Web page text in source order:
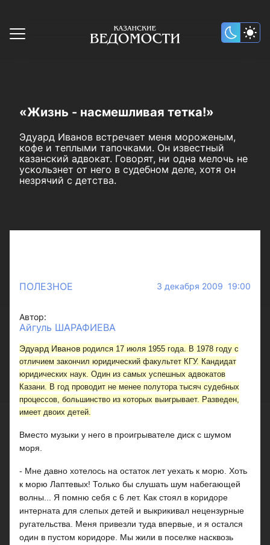
«Жизнь - насмешливая тетка!»
Эдуард Иванов встречает меня мороженым,
кофе и теплыми тапочками. Он известный
казанский адвокат. Говорят, ни одна мелочь не
ускользнет от него в судебном деле, хотя он
незрячий с детства.
ПОЛЕЗНОЕ 3 декабря 2009 19:00
Автор:
Айгуль ШАРАФИЕВА
Эдуард Иванов родился 17 июля 1955 года. В 1978 году с
отличием закончил юридический факультет КГУ. Кандидат
юридических наук. Один из самых успешных адвокатов
Казани. В год проводит не менее полутора тысяч судебных
процессов, большинство из которых выигрывает. Разведен,
имеет двоих детей.
Вместо музыки у него в проигрывателе диск с шумом
моря.
- Мне давно хотелось на остаток лет уехать к морю. Хоть
к морю Лаптевых! Только бы слушать шум набегающей
волны... Я помню себя с 6 лет. Как стоял в коридоре
интерната для слепых детей и выкрикивал нецензурные
ругательства. Меня привезли туда впервые, и я остался
один в пустом коридоре. Мы жили в поселке насквозь